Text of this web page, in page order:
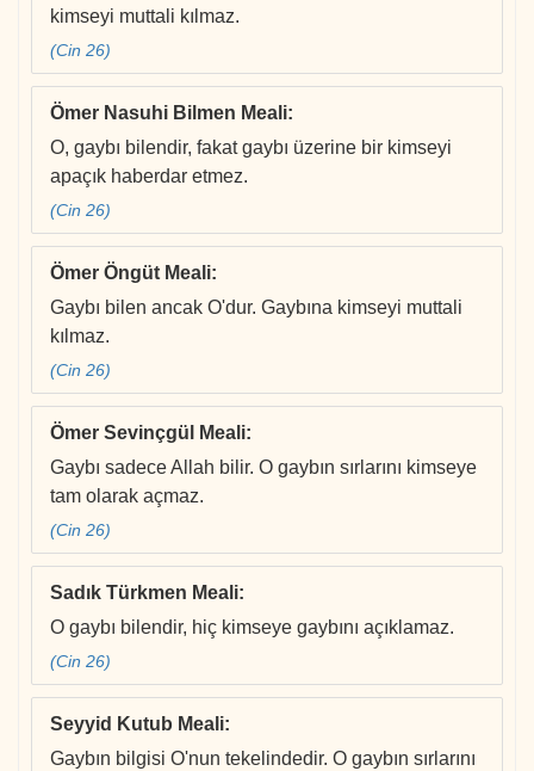
kimseyi muttali kılmaz.
(Cin 26)
Ömer Nasuhi Bilmen Meali:
O, gaybı bilendir, fakat gaybı üzerine bir kimseyi
apaçık haberdar etmez.
(Cin 26)
Ömer Öngüt Meali:
Gaybı bilen ancak O'dur. Gaybına kimseyi muttali
kılmaz.
(Cin 26)
Ömer Sevinçgül Meali:
Gaybı sadece Allah bilir. O gaybın sırlarını kimseye
tam olarak açmaz.
(Cin 26)
Sadık Türkmen Meali:
O gaybı bilendir, hiç kimseye gaybını açıklamaz.
(Cin 26)
Seyyid Kutub Meali:
Gaybın bilgisi O'nun tekelindedir. O gaybın sırlarını